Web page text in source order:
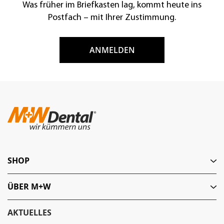
Was früher im Briefkasten lag, kommt heute ins
Postfach – mit Ihrer Zustimmung.
ANMELDEN
SHOP
ÜBER M+W
AKTUELLES